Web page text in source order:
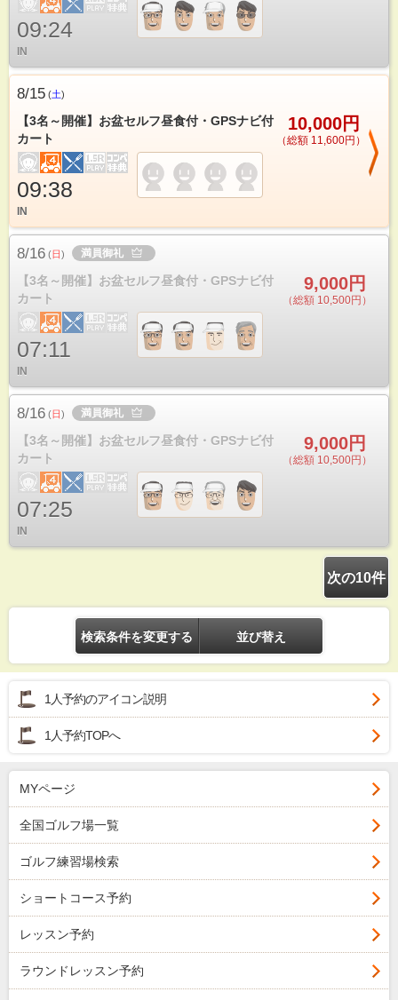
09:24
IN
8/15 (土)
【3名～開催】お盆セルフ昼食付・GPSナビ付
カート
10,000円
（総額 11,600円）
09:38
IN
8/16 (日) 満員御礼
【3名～開催】お盆セルフ昼食付・GPSナビ付
カート
9,000円
（総額 10,500円）
07:11
IN
8/16 (日) 満員御礼
【3名～開催】お盆セルフ昼食付・GPSナビ付
カート
9,000円
（総額 10,500円）
07:25
IN
次の10件
検索条件を変更する 並び替え
1人予約のアイコン説明
1人予約TOPへ
MYページ
全国ゴルフ場一覧
ゴルフ練習場検索
ショートコース予約
レッスン予約
ラウンドレッスン予約